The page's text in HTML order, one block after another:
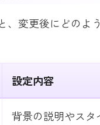
、変更後にどのよ
設定内容
背景の説明やス